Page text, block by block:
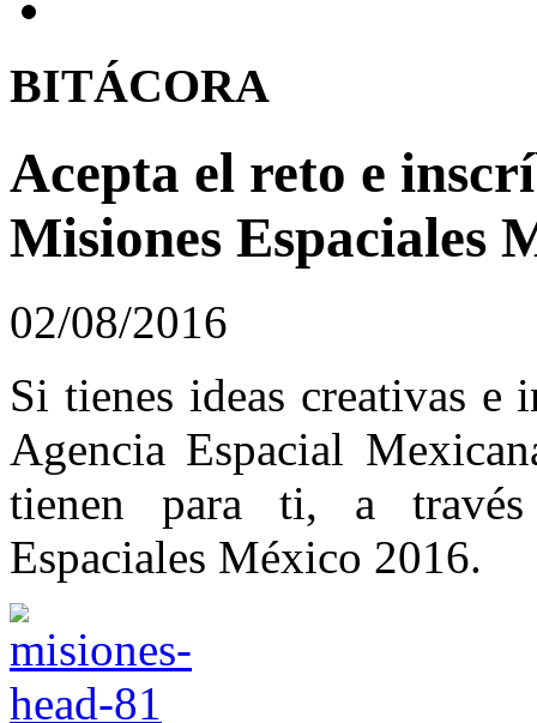
BITÁCORA
Acepta el reto e
Misiones Espaciales
02/08/2016
Si tienes ideas creativas e
Agencia Espacial
tienen para ti, a
Espaciales México 2016.